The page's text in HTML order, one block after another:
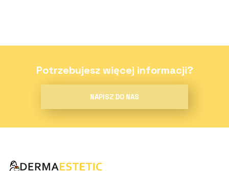
Potrzebujesz więcej informacji?
NAPISZ DO NAS